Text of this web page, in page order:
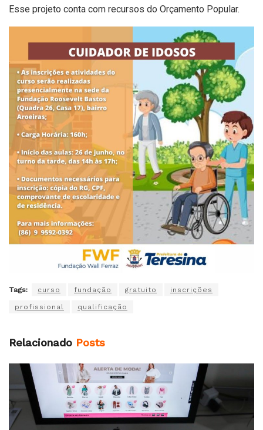
Esse projeto conta com recursos do Orçamento Popular.
Tags: curso fundação gratuito inscrições
profissional qualificação
Relacionado Posts